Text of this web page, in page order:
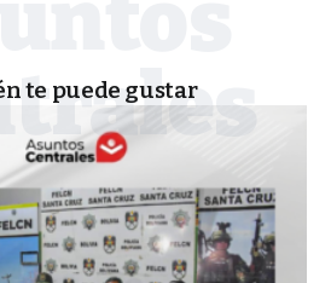
te puede gustar